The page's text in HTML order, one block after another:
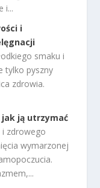
i...
i
smaku i
tylko pyszny
zdrowia.
ją utrzymać
zdrowego
wymarzonej